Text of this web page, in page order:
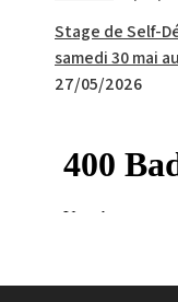
Stage de Self-
samedi 30 mai
27/05/2026